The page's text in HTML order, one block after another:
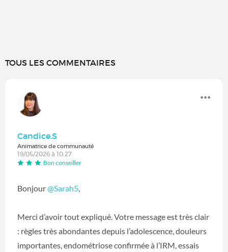
TOUS LES COMMENTAIRES
Candice.S
Animatrice de communauté
19/05/2026 à 10:27
Bon conseiller
Bonjour@Sarah5,
Merci d’avoir tout expliqué. Votre message est très clair
: règles très abondantes depuis l’adolescence, douleurs
importantes, endométriose confirmée à l’IRM, essais